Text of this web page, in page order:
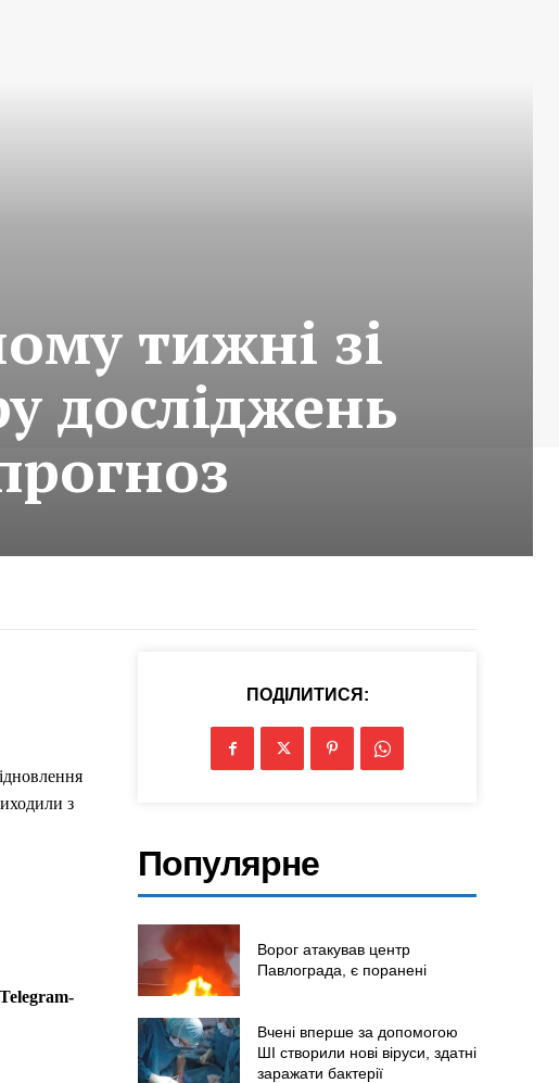
тижні зі
досліджень
з
ПОДІЛИТИСЯ:
Популярне
Ворог атакував центр
Павлограда, є поранені
Вчені вперше за допомогою
ШІ створили нові віруси, здатні
заражати бактерії